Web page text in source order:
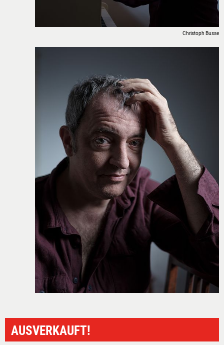
JOBS
PARTNER
SPENDEN
MITGLIED
WERDEN
VERMIETUNG
RÄUME
3D-RUNDGANG
PRESSE
NEWSLETTER
Christoph Busse
AUSVERKAUFT!